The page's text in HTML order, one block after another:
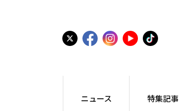
ニュース 特集記事